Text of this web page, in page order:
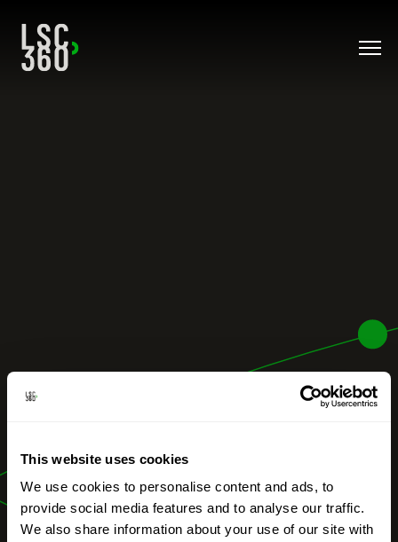
This website uses cookies
We use cookies to personalise content and ads, to
provide social media features and to analyse our traffic.
We also share information about your use of our site with
benannter
Arbeitnehmer